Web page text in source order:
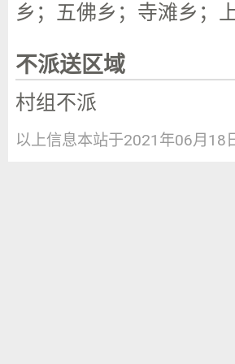
乡；五佛乡；寺滩乡；
不派送区域
村组不派
以上信息本站于2021年06月18